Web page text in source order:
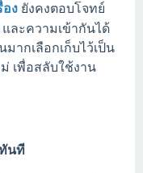
อง ยังคงตอบโจทย์
ละความเข้ากันได้
ากเลือกเก็บไว้เป็น
เพื่อสลับใช้งาน
นที